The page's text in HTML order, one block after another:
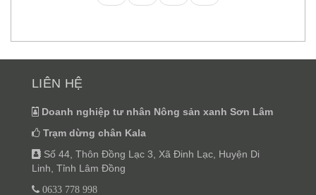
LIÊN HỆ
Doanh nghiệp tư nhân Nông sản xanh Sơn Lâm
Trạm dừng chân Kala
Số 44, Thôn Đồng Lạc 3, Xã Đinh Lạc, Huyện Di
Linh, Tỉnh Lâm Đồng
0633 778 998